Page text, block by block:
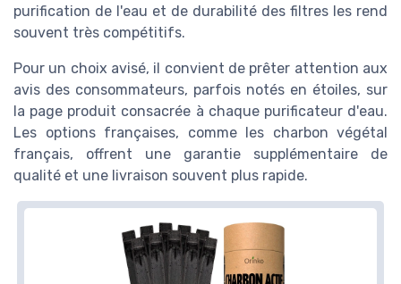
purification de l'eau et de durabilité des filtres les rend
souvent très compétitifs.
Pour un choix avisé, il convient de prêter attention aux
avis des consommateurs, parfois notés en étoiles, sur
la page produit consacrée à chaque purificateur d'eau.
Les options françaises, comme les charbon végétal
français, offrent une garantie supplémentaire de
qualité et une livraison souvent plus rapide.